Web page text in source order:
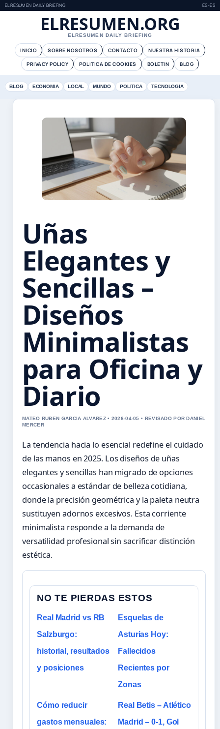
ELRESUMEN DAILY BRIEFING ES-ES
ELRESUMEN.ORG
ELRESUMEN DAILY BRIEFING
INICIO SOBRE NOSOTROS CONTACTO
NUESTRA HISTORIA
PRIVACY POLICY
POLITICA DE COOKIES BOLETIN BLOG
BLOG ECONOMIA LOCAL MUNDO POLITICA TECNOLOGIA
Uñas
Elegantes y
Sencillas –
Diseños
Minimalistas
para Oficina y
Diario
MATEO RUBEN GARCIA ALVAREZ • 2026-04-05 • REVISADO POR DANIEL
MERCER
La tendencia hacia lo esencial redefine el cuidado
de las manos en 2025. Los diseños de uñas
elegantes y sencillas han migrado de opciones
occasionales a estándar de belleza cotidiana,
donde la precisión geométrica y la paleta neutra
sustituyen adornos excesivos. Esta corriente
minimalista responde a la demanda de
versatilidad profesional sin sacrificar distinción
estética.
NO TE PIERDAS ESTOS
Real Madrid vs RB
Salzburgo:
historial, resultados
y posiciones
Esquelas de
Asturias Hoy:
Fallecidos
Recientes por
Zonas
Cómo reducir
gastos mensuales:
Real Betis – Atlético
Madrid – 0-1, Gol